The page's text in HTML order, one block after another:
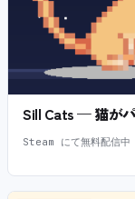
Sill Cats — 猫が
Steam にて無料配信中